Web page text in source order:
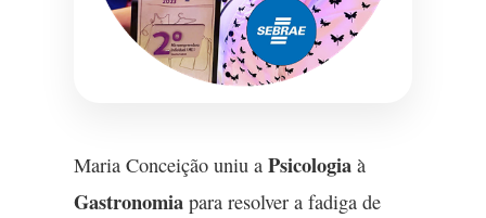
Maria Conceição uniu a Psicologia à
Gastronomia para resolver a fadiga de